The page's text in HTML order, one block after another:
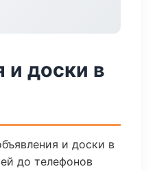
и доски в
и доски в
до телефонов